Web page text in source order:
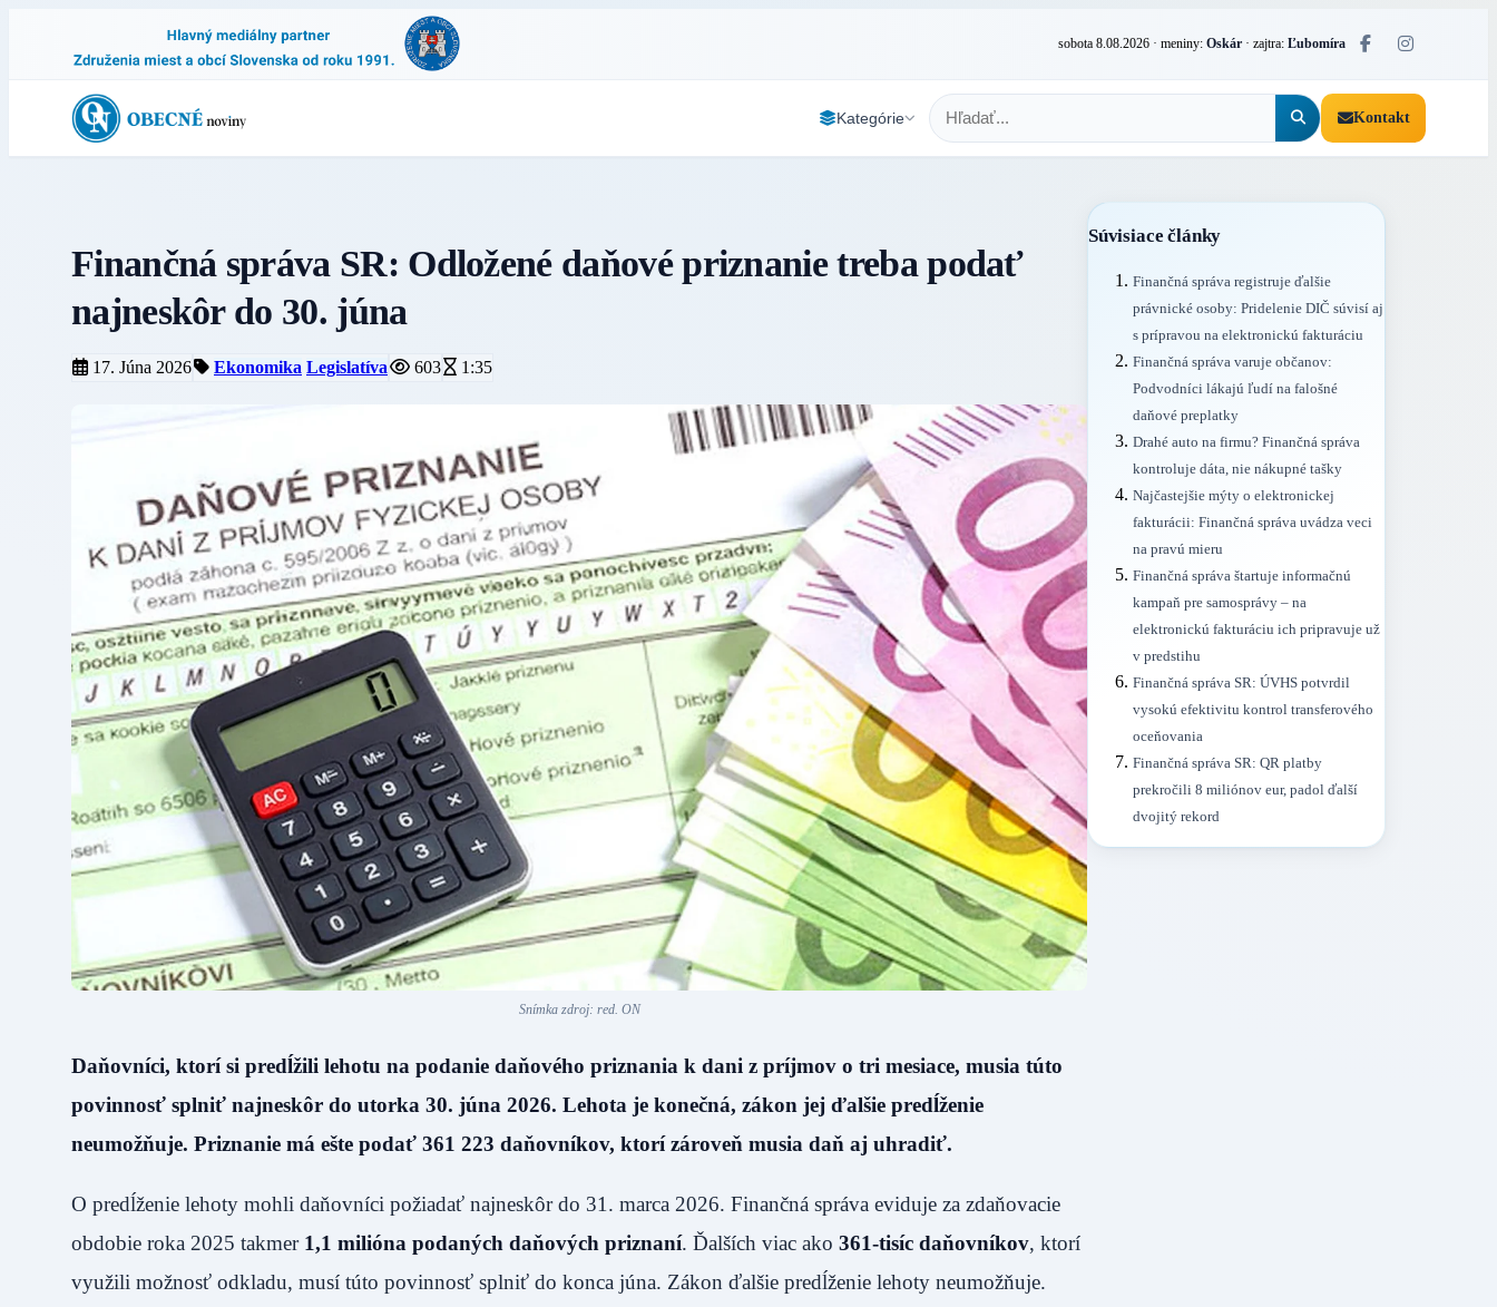
sobota 8.08.2026 · meniny: Oskár · zajtra: Ľubomíra
Kategórie Kontakt
Finančná správa SR: Odložené daňové priznanie treba podať
najneskôr do 30. júna
17. Júna 2026 Ekonomika Legislatíva 603 1:35
Snímka zdroj: red. ON
Daňovníci, ktorí si predĺžili lehotu na podanie daňového priznania k dani z príjmov o tri mesiace, musia túto
povinnosť splniť najneskôr do utorka 30. júna 2026. Lehota je konečná, zákon jej ďalšie predĺženie
neumožňuje. Priznanie má ešte podať 361 223 daňovníkov, ktorí zároveň musia daň aj uhradiť.
O predĺženie lehoty mohli daňovníci požiadať najneskôr do 31. marca 2026. Finančná správa eviduje za zdaňovacie
obdobie roka 2025 takmer 1,1 milióna podaných daňových priznaní. Ďalších viac ako 361-tisíc daňovníkov, ktorí
využili možnosť odkladu, musí túto povinnosť splniť do konca júna. Zákon ďalšie predĺženie lehoty neumožňuje.
Súvisiace články
Finančná správa registruje ďalšie
právnické osoby: Pridelenie DIČ súvisí aj
s prípravou na elektronickú fakturáciu
Finančná správa varuje občanov:
Podvodníci lákajú ľudí na falošné
daňové preplatky
Drahé auto na firmu? Finančná správa
kontroluje dáta, nie nákupné tašky
Najčastejšie mýty o elektronickej
fakturácii: Finančná správa uvádza veci
na pravú mieru
Finančná správa štartuje informačnú
kampaň pre samosprávy – na
elektronickú fakturáciu ich pripravuje už
v predstihu
Finančná správa SR: ÚVHS potvrdil
vysokú efektivitu kontrol transferového
oceňovania
Finančná správa SR: QR platby
prekročili 8 miliónov eur, padol ďalší
dvojitý rekord